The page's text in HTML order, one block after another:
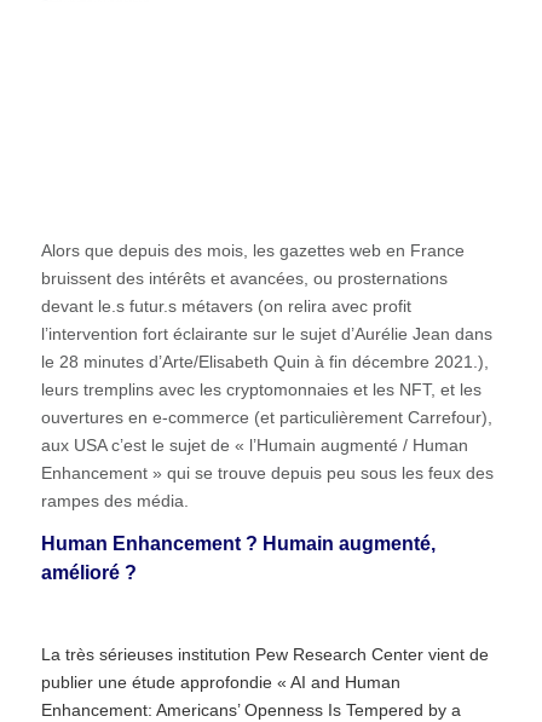
Alors que depuis des mois, les gazettes web en France
bruissent des intérêts et avancées, ou prosternations
devant le.s futur.s métavers (on relira avec profit
l’intervention fort éclairante sur le sujet d’Aurélie Jean dans
le 28 minutes d’Arte/Elisabeth Quin à fin décembre 2021.),
leurs tremplins avec les cryptomonnaies et les NFT, et les
ouvertures en e-commerce (et particulièrement Carrefour),
aux USA c’est le sujet de « l’Humain augmenté / Human
Enhancement » qui se trouve depuis peu sous les feux des
rampes des média.
Human Enhancement ? Humain augmenté,
amélioré ?
La très sérieuses institution Pew Research Center vient de
publier une étude approfondie « AI and Human
Enhancement: Americans’ Openness Is Tempered by a